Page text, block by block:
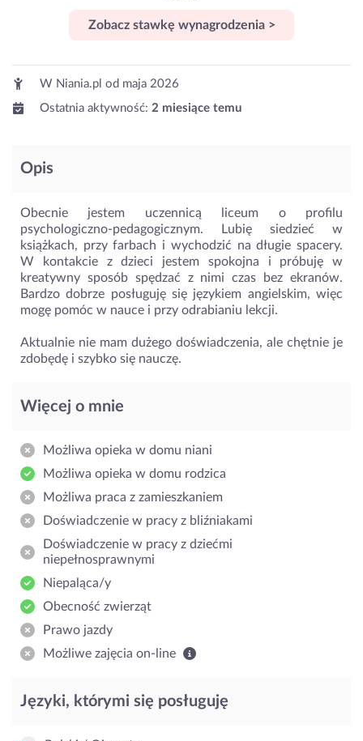
Zobacz stawkę wynagrodzenia >
W Niania.pl od maja 2026
Ostatnia aktywność: 2 miesiące temu
Opis
Obecnie jestem uczennicą liceum o profilu
psychologiczno-pedagogicznym. Lubię siedzieć w
książkach, przy farbach i wychodzić na długie spacery.
W kontakcie z dzieci jestem spokojna i próbuję w
kreatywny sposób spędzać z nimi czas bez ekranów.
Bardzo dobrze posługuję się językiem angielskim, więc
mogę pomóc w nauce i przy odrabianiu lekcji.
Aktualnie nie mam dużego doświadczenia, ale chętnie je
zdobędę i szybko się nauczę.
Więcej o mnie
Możliwa opieka w domu niani
Możliwa opieka w domu rodzica
Możliwa praca z zamieszkaniem
Doświadczenie w pracy z bliźniakami
Doświadczenie w pracy z dziećmi
niepełnosprawnymi
Niepaląca/y
Obecność zwierząt
Prawo jazdy
Możliwe zajęcia on-line
Języki, którymi się posługuję